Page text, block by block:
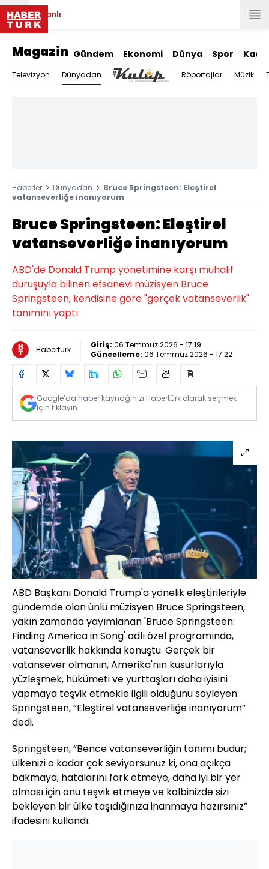
Canlı
Magazin Gündem Ekonomi Dünya Spor
Televizyon Dünyadan Röportajlar Müzik
Haberler Dünyadan
Bruce Springsteen: Eleştirel
vatanseverliğe inanıyorum
Bruce Springsteen: Eleştirel
vatanseverliğe inanıyorum
ABD'de Donald Trump yönetimine karşı muhalif
duruşuyla bilinen efsanevi müzisyen Bruce
Springsteen, kendisine göre "gerçek vatanseverlik"
tanımını yaptı
Habertürk Giriş: 06 Temmuz 2026 - 17:19
Güncelleme: 06 Temmuz 2026 - 17:22
Google’da haber kaynağınızı Habertürk olarak seçmek
için tıklayın
ABD Başkanı Donald Trump'a yönelik eleştirileriyle
gündemde olan ünlü müzisyen Bruce Springsteen,
yakın zamanda yayımlanan 'Bruce Springsteen:
Finding America in Song' adlı özel programında,
vatanseverlik hakkında konuştu. Gerçek bir
vatansever olmanın, Amerika'nın kusurlarıyla
yüzleşmek, hükümeti ve yurttaşları daha iyisini
yapmaya teşvik etmekle ilgili olduğunu söyleyen
Springsteen, “Eleştirel vatanseverliğe inanıyorum”
dedi.
Springsteen, “Bence vatanseverliğin tanımı budur;
ülkenizi o kadar çok seviyorsunuz ki, ona açıkça
bakmaya, hatalarını fark etmeye, daha iyi bir yer
olması için onu teşvik etmeye ve kalbinizde sizi
bekleyen bir ülke taşıdığınıza inanmaya hazırsınız”
ifadesini kullandı.